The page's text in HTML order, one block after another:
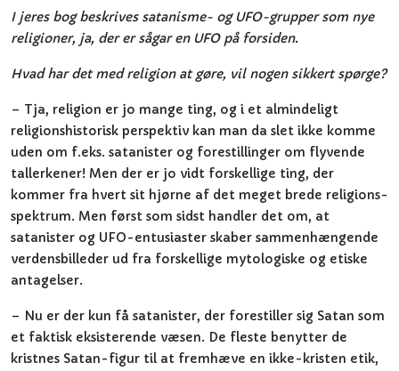
I jeres bog beskrives satanisme- og UFO-grupper som nye
religioner, ja, der er sågar en UFO på forsiden.
Hvad har det med religion at gøre, vil nogen sikkert spørge?
– Tja, religion er jo mange ting, og i et almindeligt
religionshistorisk perspektiv kan man da slet ikke komme
uden om f.eks. satanister og forestillinger om flyvende
tallerkener! Men der er jo vidt forskellige ting, der
kommer fra hvert sit hjørne af det meget brede religions-
spektrum. Men først som sidst handler det om, at
satanister og UFO-entusiaster skaber sammenhængende
verdensbilleder ud fra forskellige mytologiske og etiske
antagelser.
– Nu er der kun få satanister, der forestiller sig Satan som
et faktisk eksisterende væsen. De fleste benytter de
kristnes Satan-figur til at fremhæve en ikke-kristen etik,